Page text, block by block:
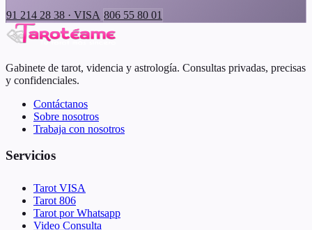
91 214 28 38 · VISA 806 55 80 01
Gabinete de tarot, videncia y astrología. Consultas privadas, precisas
y confidenciales.
Contáctanos
Sobre nosotros
Trabaja con nosotros
Servicios
Tarot VISA
Tarot 806
Tarot por Whatsapp
Video Consulta